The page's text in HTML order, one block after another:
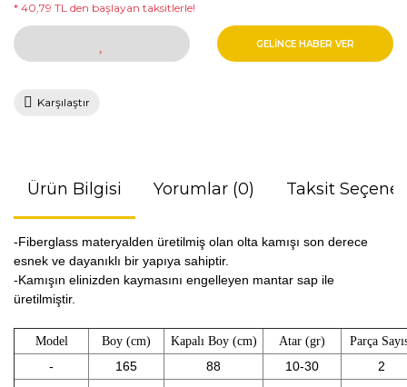
* 40,79 TL den başlayan taksitlerle!
GELİNCE HABER VER
Karşılaştır
Ürün Bilgisi Yorumlar (0) Taksit
-Fiberglass materyalden üretilmiş olan olta kamışı son derece
esnek ve dayanıklı bir yapıya sahiptir.
-Kamışın elinizden kaymasını engelleyen mantar sap ile
üretilmiştir.
Model Boy (cm) Kapalı Boy (cm) Atar (gr) Parça
- 165 88 10-30
2